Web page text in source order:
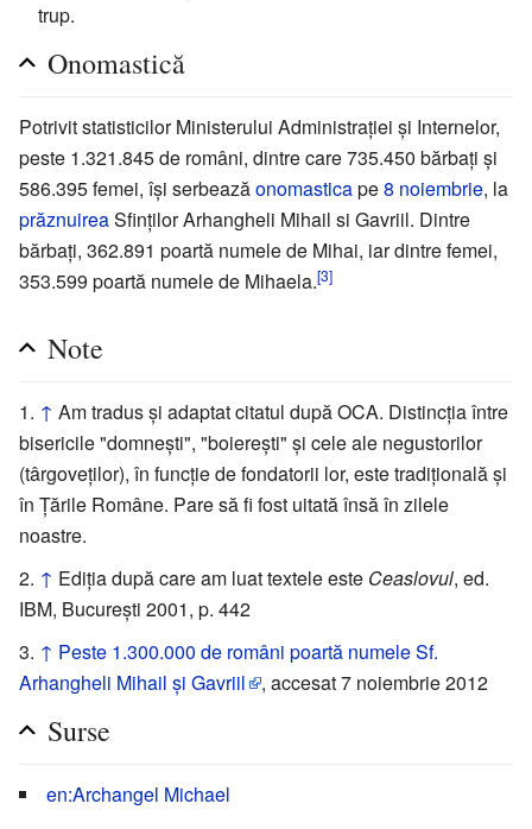
trup.
Onomastică
Potrivit statisticilor Ministerului Administrației și Internelor,
peste 1.321.845 de români, dintre care 735.450 bărbați și
586.395 femei, își serbeazăonomasticape8 noiembrie, la
prăznuireaSfinților Arhangheli Mihail si Gavriil. Dintre
bărbați, 362.891 poartă numele de Mihai, iar dintre femei,
353.599 poartă numele de Mihaela.[3]
Note
↑ Am tradus și adaptat citatul după OCA. Distincția între
bisericile "domnești", "boierești" și cele ale negustorilor
(târgoveților), în funcție de fondatorii lor, este tradițională și
în Țările Române. Pare să fi fost uitată însă în zilele
noastre.
↑ Ediția după care am luat textele este Ceaslovul, ed.
IBM, București 2001, p. 442
↑ Peste 1.300.000 de români poartă numele Sf.
Arhangheli Mihail și Gavriil
, accesat 7 noiembrie 2012
Surse
en:Archangel Michael